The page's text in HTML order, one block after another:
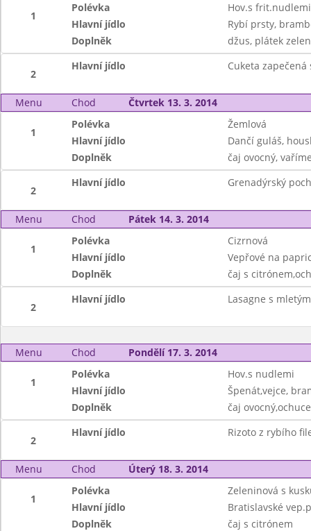
1
Polévka
Hov.s frit.nudlemi
Hlavní jídlo
Rybí prsty,
Doplněk
džus, plátek
2
Hlavní jídlo Cuketa
Menu Chod Čtvrtek 13. 3. 2014
1
Polévka
Žemlová
Hlavní jídlo
Dančí guláš,
Doplněk
čaj ovocný,
2
Hlavní jídlo Grenadýrský
Menu Chod Pátek 14. 3. 2014
1
Polévka
Cizrnová
Hlavní jídlo
Vepřové na
Doplněk
čaj s
2
Hlavní jídlo Lasagne s
Menu Chod Pondělí 17. 3. 2014
1
Polévka
Hov.s nudlemi
Hlavní jídlo
Špenát,vejce,
Doplněk
čaj
2
Hlavní jídlo Rizoto z rybího
Menu Chod Úterý 18. 3. 2014
1
Polévka
Zeleninová s
Hlavní jídlo
Bratislavské
Doplněk
čaj s citrónem